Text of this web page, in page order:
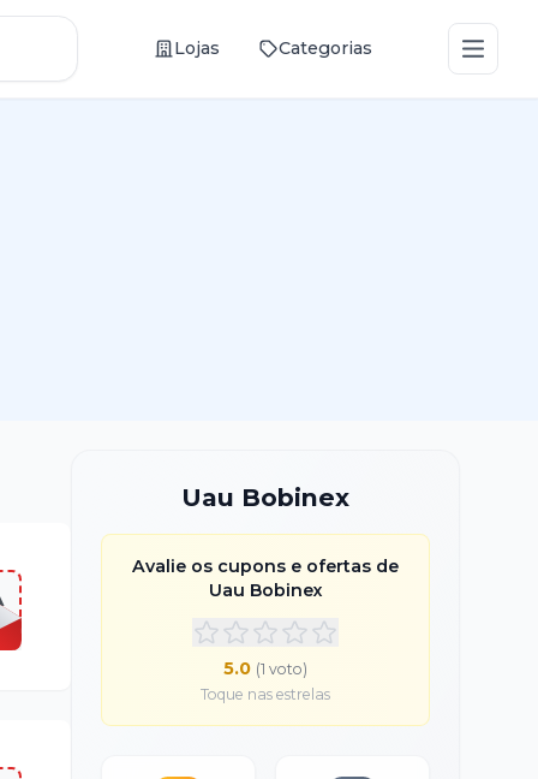
Lojas Categorias Abrir
Uau Bobinex
Avalie os cupons e ofertas de
Uau Bobinex
5.0 (1 voto)
Toque nas estrelas